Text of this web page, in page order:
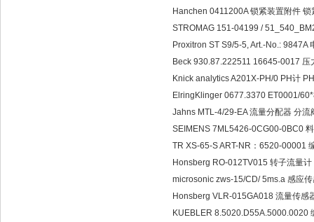
Hanchen 0411200A 锁紧装置附件
STROMAG 151-04199 /
Proxitron ST S9/5-5, Art.-No.:
Beck 930.87.222511 16645-0017
Knick analytics A201X-PH/0 PH计
ElringKlinger 0677.3370 ET0001/
Jahns MTL-4/29-EA 流量分配器 分
SEIMENS 7ML5426-0CG00-0BC0
TR XS-65-S ART-NR：6520-00001
Honsberg RO-012TV015 转子流量
microsonic zws-15/CD/ 5ms.a 感应
Honsberg VLR-015GA018 流量传
KUEBLER 8.5020.D55A.5000.0020